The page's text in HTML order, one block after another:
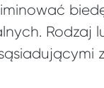
Rodzaj